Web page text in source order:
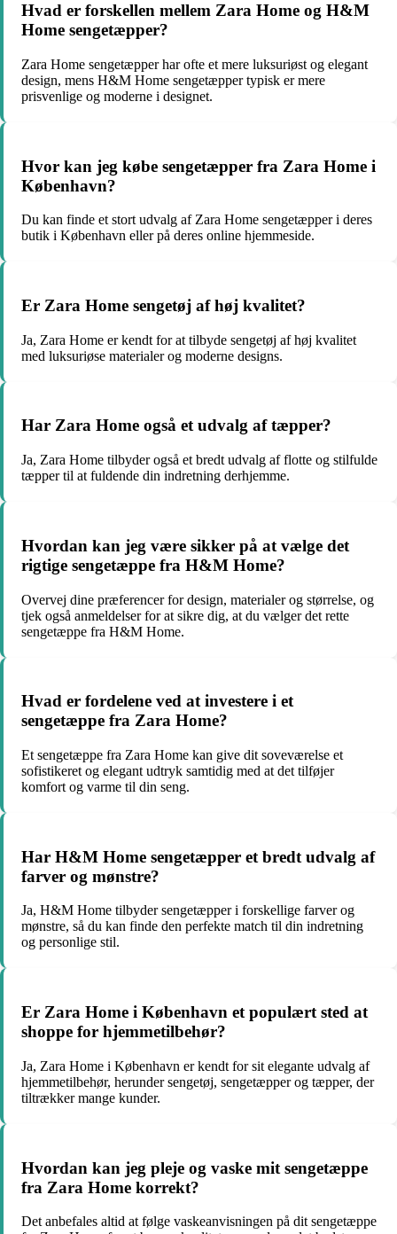
Hvad er forskellen mellem Zara Home og H&M
Home sengetæpper?
Zara Home sengetæpper har ofte et mere luksuriøst og elegant
design, mens H&M Home sengetæpper typisk er mere
prisvenlige og moderne i designet.
Hvor kan jeg købe sengetæpper fra Zara Home i
København?
Du kan finde et stort udvalg af Zara Home sengetæpper i deres
butik i København eller på deres online hjemmeside.
Er Zara Home sengetøj af høj kvalitet?
Ja, Zara Home er kendt for at tilbyde sengetøj af høj kvalitet
med luksuriøse materialer og moderne designs.
Har Zara Home også et udvalg af tæpper?
Ja, Zara Home tilbyder også et bredt udvalg af flotte og stilfulde
tæpper til at fuldende din indretning derhjemme.
Hvordan kan jeg være sikker på at vælge det
rigtige sengetæppe fra H&M Home?
Overvej dine præferencer for design, materialer og størrelse, og
tjek også anmeldelser for at sikre dig, at du vælger det rette
sengetæppe fra H&M Home.
Hvad er fordelene ved at investere i et
sengetæppe fra Zara Home?
Et sengetæppe fra Zara Home kan give dit soveværelse et
sofistikeret og elegant udtryk samtidig med at det tilføjer
komfort og varme til din seng.
Har H&M Home sengetæpper et bredt udvalg af
farver og mønstre?
Ja, H&M Home tilbyder sengetæpper i forskellige farver og
mønstre, så du kan finde den perfekte match til din indretning
og personlige stil.
Er Zara Home i København et populært sted at
shoppe for hjemmetilbehør?
Ja, Zara Home i København er kendt for sit elegante udvalg af
hjemmetilbehør, herunder sengetøj, sengetæpper og tæpper, der
tiltrækker mange kunder.
Hvordan kan jeg pleje og vaske mit sengetæppe
fra Zara Home korrekt?
Det anbefales altid at følge vaskeanvisningen på dit sengetæppe